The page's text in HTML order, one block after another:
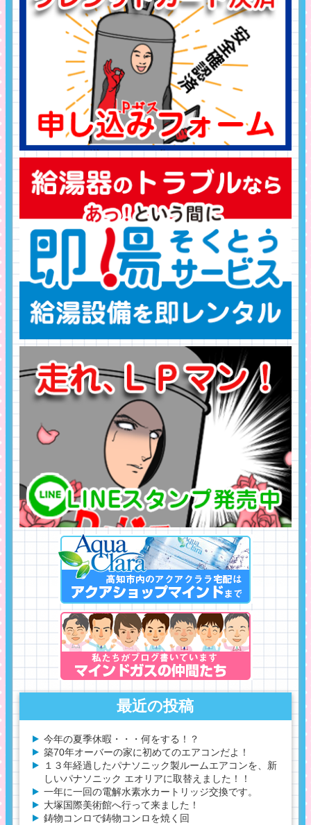
最近の投稿
今年の夏季休暇・・・何をする！？
築70年オーバーの家に初めてのエアコンだよ！
１３年経過したパナソニック製ルームエアコンを、新
しいパナソニック エオリアに取替えました！！
一年に一回の電解水素水カートリッジ交換です。
大塚国際美術館へ行って来ました！
鋳物コンロで鋳物コンロを焼く回